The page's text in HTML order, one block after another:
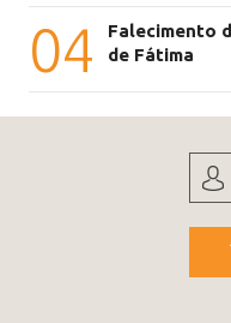
04
Falecimento
de Fátima